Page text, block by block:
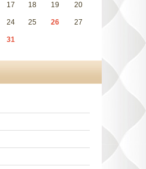
17 18 19 20
24 25 26 27
31